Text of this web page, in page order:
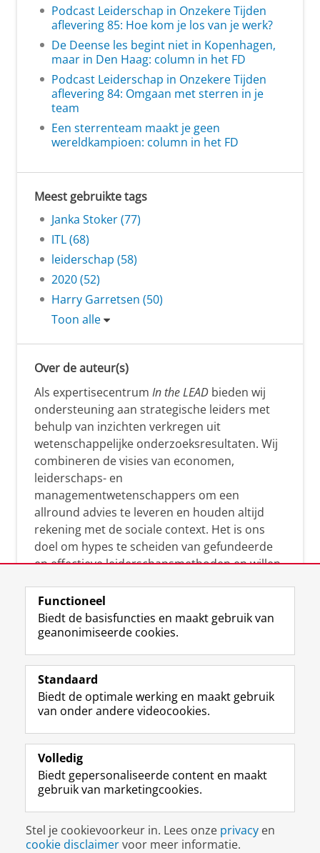
Podcast Leiderschap in Onzekere Tijden
aflevering 85: Hoe kom je los van je werk?
De Deense les begint niet in Kopenhagen,
maar in Den Haag: column in het FD
Podcast Leiderschap in Onzekere Tijden
aflevering 84: Omgaan met sterren in je
team
Een sterrenteam maakt je geen
wereldkampioen: column in het FD
Meest gebruikte tags
Janka Stoker (77)
ITL (68)
leiderschap (58)
2020 (52)
Harry Garretsen (50)
Toon alle
Over de auteur(s)
Als expertisecentrum In the LEAD bieden wij
ondersteuning aan strategische leiders met
behulp van inzichten verkregen uit
wetenschappelijke onderzoeksresultaten. Wij
combineren de visies van economen,
leiderschaps- en
managementwetenschappers om een
allround advies te leveren en houden altijd
rekening met de sociale context. Het is ons
doel om hypes te scheiden van gefundeerde
en effectieve leiderschapsmethoden en willen
manier te reageren op economische en
maatschappelijke kwesties. Samen tillen wij
het leiderschap in uw organisatie naar een
i
d
I
Disclaimer & Copyright
Inloggen
Functioneel
Biedt de basisfuncties en maakt gebruik van
geanonimiseerde cookies.
Standaard
Biedt de optimale werking en maakt gebruik
van onder andere videocookies.
Volledig
Biedt gepersonaliseerde content en maakt
gebruik van marketingcookies.
Stel je cookievoorkeur in. Lees onze privacy en
cookie disclaimervoor meer informatie.